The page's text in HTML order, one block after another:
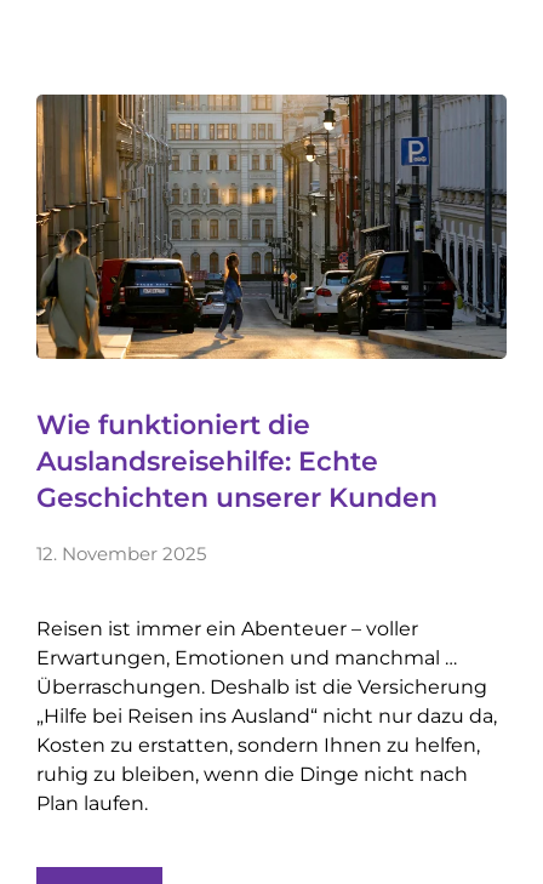
Wie funktioniert die
Auslandsreisehilfe: Echte
Geschichten unserer Kunden
12. November 2025
Reisen ist immer ein Abenteuer – voller
Erwartungen, Emotionen und manchmal …
Überraschungen. Deshalb ist die Versicherung
„Hilfe bei Reisen ins Ausland“ nicht nur dazu da,
Kosten zu erstatten, sondern Ihnen zu helfen,
ruhig zu bleiben, wenn die Dinge nicht nach
Plan laufen.